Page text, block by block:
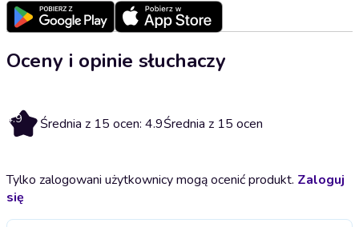
Oceny i opinie słuchaczy
4.9 Średnia z 15 ocen: 4.9Średnia z 15 ocen
Tylko zalogowani użytkownicy mogą ocenić produkt. Zaloguj
się